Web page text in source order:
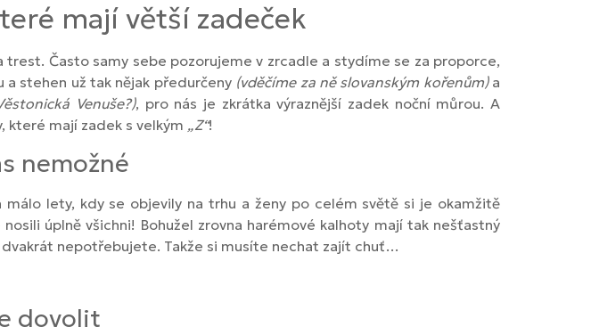
mají větší zadeček
Často samy sebe pozorujeme v zrcadle a stydíme se za proporce,
a stehen už tak nějak předurčeny (vděčíme za ně slovanským kořenům)a
Venuše?), pro nás je zkrátka výraznější zadek noční můrou. A
které mají zadek s velkým „Z“!
nemožné
lety, kdy se objevily na trhu a ženy po celém světě si je okamžitě
úplně všichni! Bohužel zrovna harémové kalhoty mají tak nešťastný
nepotřebujete. Takže si musíte nechat zajít chuť…
dovolit